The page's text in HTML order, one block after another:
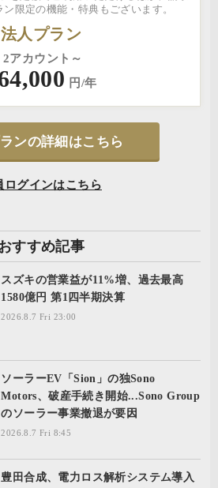
限定の機能・特典もございます。
法人プラン
2アカウント～
円/年
ンの詳細はこちら
ログインはこちら
すすめ記事
スズキの営業益が11%増、過去最高
1580億円 第1四半期決算
2026.8.7 Fri 23:00
ソーラーEV「Sion」の独Sono
Motors、破産手続き開始...Sono Group
のソーラー事業撤退が要因
2026.8.7 Fri 8:45
豊田合成、電力ロス解析システム導入